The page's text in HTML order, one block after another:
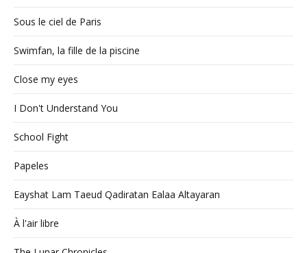
Sous le ciel de Paris
Swimfan, la fille de la piscine
Close my eyes
I Don't Understand You
School Fight
Papeles
Eayshat Lam Taeud Qadiratan Ealaa Altayaran
À l'air libre